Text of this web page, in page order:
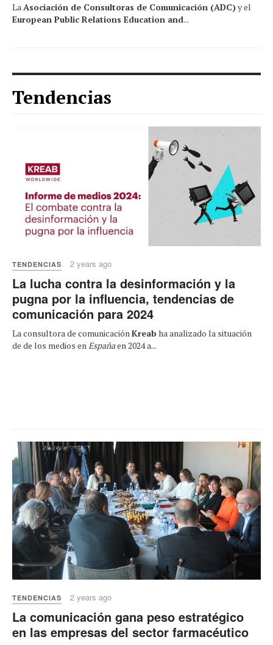
La Asociación de Consultoras de Comunicación (ADC)y el
European Public Relations Education and...
Tendencias
TENDENCIAS 2 years ago
La lucha contra la desinformación y la
pugna por la influencia, tendencias de
comunicación para 2024
La consultora de comunicaciónKreab ha analizado la situación
de de los medios enEspañaen 2024 a...
TENDENCIAS 2 years ago
La comunicación gana peso estratégico
en las empresas del sector farmacéutico